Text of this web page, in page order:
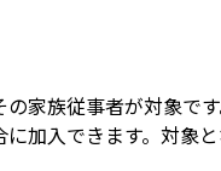
家族従事者が対象で
加入できます。対象